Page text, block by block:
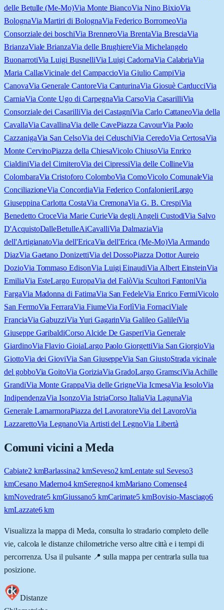
delle Betulle (Me-Mo)Via Monte BiancoVia Nino BixioVia
BolognaVia Martiri di BolognaVia Federico BorromeoVia
Consorziale dei boschiVia BrenneroVia BrentaVia BresciaVia
BrianzaViale BrianzaVia delle BrughiereVia Michelangelo
BuonarrotiVia Luigi BusnelliVia Luigi CadornaVia CalabriaVia
Maria CallasVicinale del CampaccioVia Giulio CampiVia
CanovaVia Generale CantoreVia CanturinaVia Giosuè CarducciVia
CarniaVia Conte Ugo di CarpegnaVia CarsoVia CasarilliVia
Consorziale dei CasarilliVia dei CastagniVia Carlo CattaneoVia della
CavallaVia CavallinaVia delle CavePiazza CavourVia Paolo
CazzanigaVia San CelsoVia dei CeluschiVia CeredoVia CertosaVia
Monte CervinoPiazza della ChiesaVicolo ChiusoVia Enrico
CialdiniVia del CimiteroVia dei CipressiVia delle CollineVia
ColombaraVia Cristoforo ColomboVia ComoVicolo ComunaleVia
ConciliazioneVia ConcordiaVia Federico ConfalonieriLargo
Giuseppina Carlotta CostaVia CremonaVia G. B. CrespiVia
Benedetto CroceVia Marie CurieVia degli Angeli CustodiVia Salvo
D'AcquistoDalleBetulleAiCavalliVia DalmaziaVia
dell'ArtigianatoVia dell'EricaVia dell'Erica (Me-Mo)Via Armando
DiazVia Gaetano DonizettiVia del DossoPiazza Dottor Aureio
DozioVia Tommaso EdisonVia Luigi EinaudiVia Albert EinsteinVia
EmiliaVia EsteLargo EuropaVia del FalòVia Scultori FantoniVia
FargaVia Madonna di FatimaVia San FedeleVia Enrico FermiVicolo
San FermoVia FerraraVia FiumeVia ForlìVia FornaciViale
FranciaVia GabuzziVia Yuri GagarinVia Galileo GalileiVia
Giuseppe GaribaldiCorso Alcide De GasperiVia Generale
GiardinoVia Flavio GioiaLargo Paolo GiorgettiVia San GiorgioVia
GiottoVia dei GioviVia San GiuseppeVia San GiustoStrada vicinale
del gobboVia GoitoVia GoriziaVia GradoLargo GramsciVia Achille
GrandiVia Monte GrappaVia delle GrigneVia IcmesaVia IesoloVia
IndipendenzaVia IsonzoVia IstriaCorso ItaliaVia LagunaVia
Generale LamarmoraPiazza del LavoratoreVia del LavoroVia
LazzarettoVia LegnanoVia Artisti del LegnoVia Libertà
Comuni vicini aMeda
Cabiate2 kmBarlassina2 kmSeveso2 kmLentate sul Seveso3
kmCesano Maderno4 kmSeregno4kmMariano Comense4
kmNovedrate5 kmGiussano5kmCarimate5 kmBovisio-Masciago6
kmLazzate6km
Visualizza la mappa di Meda, consulta lo stradario completo delle
vie, calcola le distanze chilometriche verso altre città e i tempi di
percorrenza. Usa il pulsante 📍 sulla mappa per centrarla sulla tua
posizione.
Distanze